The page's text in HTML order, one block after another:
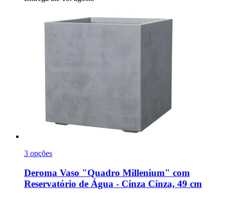
3 opções
Deroma Vaso "Quadro Millenium" com
Reservatório de Água -​ Cinza Cinza, 49 cm